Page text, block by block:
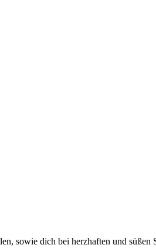
sowie dich bei herzhaften und süßen